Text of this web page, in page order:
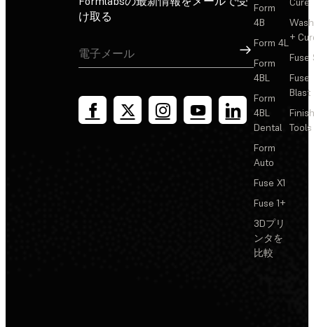
け取る
サインアップ
Form
4B
Form 4L
Form
4BL
Form
4BL
Dental
Form
Auto
Fuse X1
Fuse 1+
3Dプリ
ンタを
比較
+
Fuse
Fuse
Blast
Tools